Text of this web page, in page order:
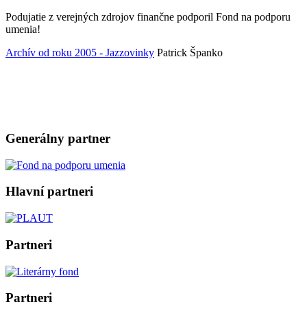
Podujatie z verejných zdrojov finančne podporil Fond na podporu
umenia!
Archív od roku 2005 - Jazzovinky Patrick Španko
Generálny partner
Hlavní partneri
Partneri
Partneri